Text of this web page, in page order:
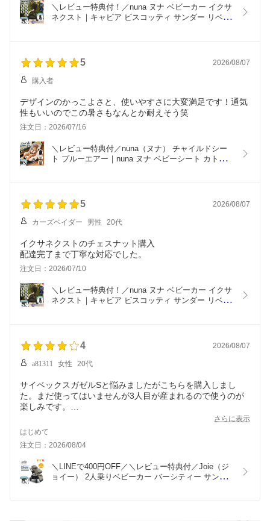
＼レビュー特典付！／nuna ヌナ ベビーカー イクサ
ネクスト｜キャビア ビスコッティ サンダー リベテ
5 2026/08/07
購入者
デザインのかっこよさと、使いやすさに大変満足です！通気
性もいいのでこの暑さもなんとか耐えそう笑
注文日：2026/07/16
＼レビュー特典付／nuna（ヌナ） チャイルドシー
ト プルーエアー｜nuna ヌナ ベビーシート カトー
5 2026/08/07
カーズベイダー 男性 20代
イクサネクストのチェスナット購入
注文日：2026/07/10
＼レビュー特典付！／nuna ヌナ ベビーカー イクサ
ネクスト｜キャビア ビスコッティ サンダー リベテ
4 2026/08/07
a81311 女性 20代
サイベックスガゼルSと悩みましたがこちらを購入しまし
た。まだ使ってはいませんが3人目が産まれるので使うのが
楽しみです。
上4歳、2歳ですが2歳0歳で使えればいいなぁーと思っていま
す。
ひとまず1人用として2歳の子を乗せて使ってみたいと思いま
す
少し残念なのが前後背面にしたら後ろの席の足の下ろす部分
が狭くて足を下ろした際に前の席にぶつかってしまうと思い
さらに表示
はじめて
注文日：2026/08/04
＼LINEで400円OFF／＼レビュー特典付／Joie（ジ
ョイー） 2人乗りベビーカー バーシティー サンド